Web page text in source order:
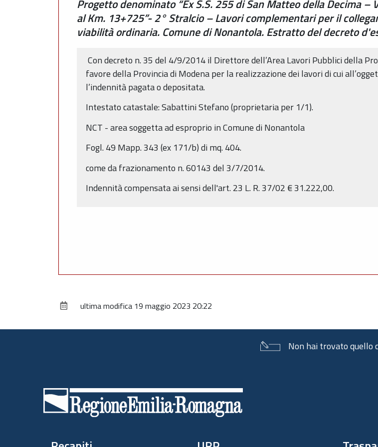
Progetto denominato “Ex S.S. 255 di San Matteo della Decima
al Km. 13+725”- 2° Stralcio – Lavori complementari per il
viabilità ordinaria. Comune di Nonantola. Estratto del decreto
Con decreto n. 35 del 4/9/2014 il Direttore dell’Area Lavori Pubblici della
favore della Provincia di Modena per la realizzazione dei lavori di cui
l’indennità pagata o depositata.
Intestato catastale: Sabattini Stefano (proprietaria per 1/1).
NCT - area soggetta ad esproprio in Comune di Nonantola
Fogl. 49 Mapp. 343 (ex 171/b) di mq. 404.
come da frazionamento n. 60143 del 3/7/2014.
Indennità compensata ai sensi dell'art. 23 L. R. 37/02 € 31.222,00.
ultima modifica 19 maggio 2023 20:22
Non hai trovato quello